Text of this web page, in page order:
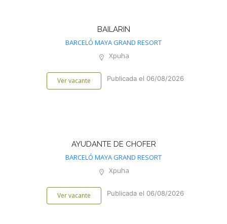
BAILARIN
BARCELÓ MAYA GRAND RESORT
Xpuha
Ver vacante Publicada el 06/08/2026
AYUDANTE DE CHOFER
BARCELÓ MAYA GRAND RESORT
Xpuha
Ver vacante Publicada el 06/08/2026